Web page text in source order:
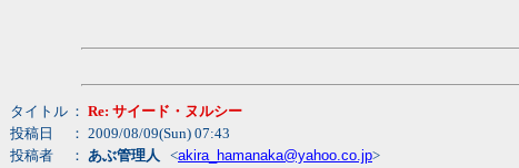
タイトル ： Re: サイード・ヌルシー
投稿日
： 2009/08/09(Sun) 07:43
投稿者
： あぶ管理人 <akira_hamanaka@yahoo.co.jp>